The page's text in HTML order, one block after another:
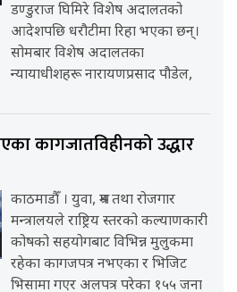
डण्डुराज घिमिरे विशेष अदालतको
आदेशपछि धरौटीमा रिहा भएका छन्।
सोमबार विशेष अदालतका
न्यायाधीशहरू नारायणप्रसाद पौडेल,
कागजातविहीनको उद्धार
काठमाडौँ । युवा, श्रम तथा रोजगार
मन्त्रालयले राष्ट्रिय स्तरको कल्याणकारी
कोषको सहयोगबाट विभिन्न मुलुकमा
रहेका कागजपत्र नभएका र भिजिट
भिसामा गएर अलपत्र परेका १५५ जना